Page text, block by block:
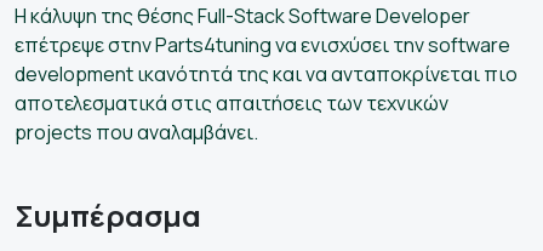
Η κάλυψη της θέσης Full-Stack Software Developer
επέτρεψε στην Parts4tuning να ενισχύσει την software
development ικανότητά της και να ανταποκρίνεται πιο
αποτελεσματικά στις απαιτήσεις των τεχνικών
projects που αναλαμβάνει.
Συμπέρασμα